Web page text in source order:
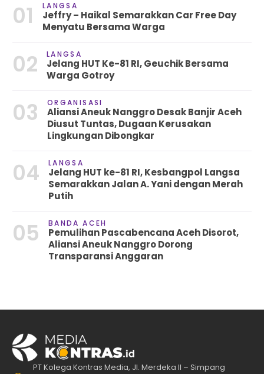
01 LANGSA
Jeffry – Haikal Semarakkan Car Free Day
Menyatu Bersama Warga
02 LANGSA
Jelang HUT Ke-81 RI, Geuchik Bersama
Warga Gotroy
03 ORGANISASI
Aliansi Aneuk Nanggro Desak Banjir Aceh
Diusut Tuntas, Dugaan Kerusakan
Lingkungan Dibongkar
04 LANGSA
Jelang HUT ke-81 RI, Kesbangpol Langsa
Semarakkan Jalan A. Yani dengan Merah
Putih
05 BANDA ACEH
Pemulihan Pascabencana Aceh Disorot,
Aliansi Aneuk Nanggro Dorong
Transparansi Anggaran
PT Kolega Kontras Media, Jl. Merdeka II – Simpang